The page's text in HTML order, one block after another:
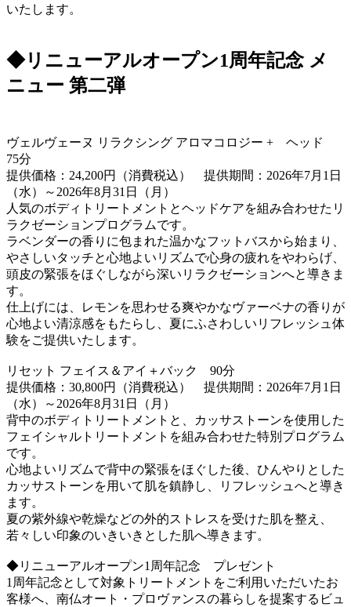
いたします。
◆リニューアルオープン1周年記念 メ
ニュー 第二弾
ヴェルヴェーヌ リラクシング アロマコロジー + ヘッド
75分
提供価格：24,200円（消費税込） 提供期間：2026年7月1日
（水）～2026年8月31日（月）
人気のボディトリートメントとヘッドケアを組み合わせたリ
ラクゼーションプログラムです。
ラベンダーの香りに包まれた温かなフットバスから始まり、
やさしいタッチと心地よいリズムで心身の疲れをやわらげ、
頭皮の緊張をほぐしながら深いリラクゼーションへと導きま
す。
仕上げには、レモンを思わせる爽やかなヴァーベナの香りが
心地よい清涼感をもたらし、夏にふさわしいリフレッシュ体
験をご提供いたします。
リセット フェイス＆アイ＋バック 90分
提供価格：30,800円（消費税込） 提供期間：2026年7月1日
（水）～2026年8月31日（月）
背中のボディトリートメントと、カッサストーンを使用した
フェイシャルトリートメントを組み合わせた特別プログラム
です。
心地よいリズムで背中の緊張をほぐした後、ひんやりとした
カッサストーンを用いて肌を鎮静し、リフレッシュへと導き
ます。
夏の紫外線や乾燥などの外的ストレスを受けた肌を整え、
若々しい印象のいきいきとした肌へ導きます。
◆リニューアルオープン1周年記念 プレゼント
1周年記念として対象トリートメントをご利用いただいたお
客様へ、南仏オート・プロヴァンスの暮らしを提案するビュ